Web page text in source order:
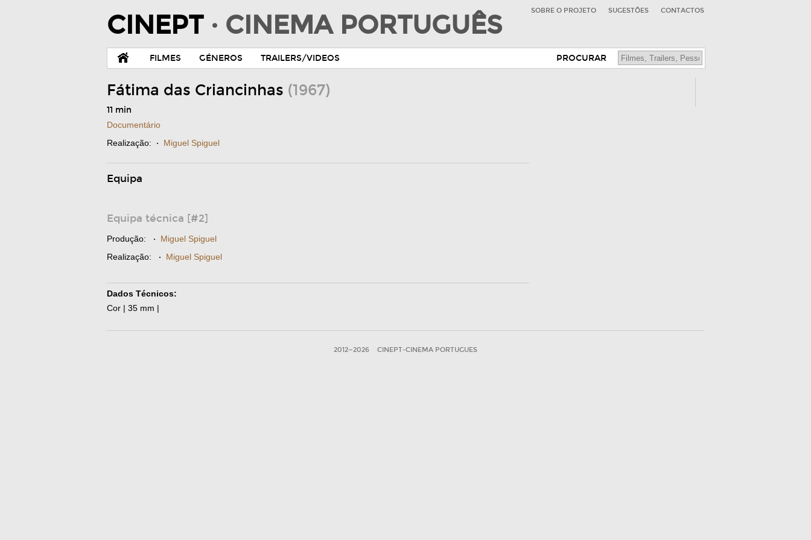
CINEPT · CINEMA PORTUGUÊS SOBRE O PROJETO SUGESTÕES CONTACTOS
FILMES GÉNEROS TRAILERS/VIDEOS PROCURAR
Fátima das Criancinhas (1967)
11 min
Documentário
Realização: · Miguel Spiguel
Equipa
Equipa técnica [#2]
Produção: · Miguel Spiguel
Realização: · Miguel Spiguel
Dados Técnicos:
Cor | 35 mm |
2012—2026 CINEPT-CINEMA PORTUGUES